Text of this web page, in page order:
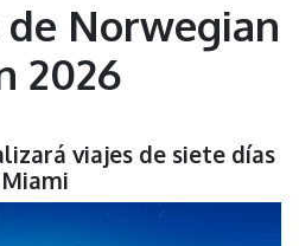
Norwegian
2026
viajes de siete días